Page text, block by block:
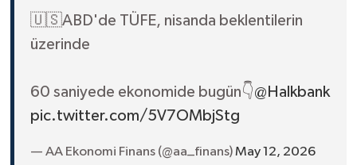
🇺🇸ABD'de TÜFE, nisanda beklentilerin
üzerinde
60 saniyede ekonomide bugün👇@Halkbank
pic.twitter.com/5V7OMbjStg
— AA Ekonomi Finans (@aa_finans)May 12, 2026